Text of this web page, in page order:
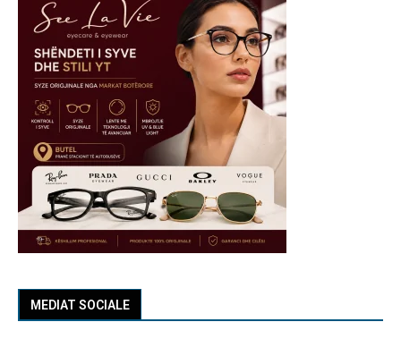
MEDIAT SOCIALE